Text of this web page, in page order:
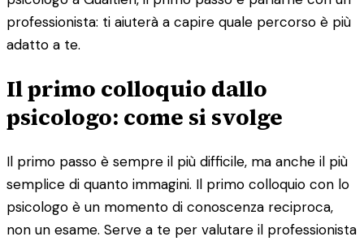
professionista: ti aiuterà a capire quale percorso è più
adatto a te.
Il primo colloquio dallo
psicologo: come si svolge
Il primo passo è sempre il più difficile, ma anche il più
semplice di quanto immagini. Il primo colloquio con lo
psicologo è un momento di conoscenza reciproca,
non un esame. Serve a te per valutare il professionista